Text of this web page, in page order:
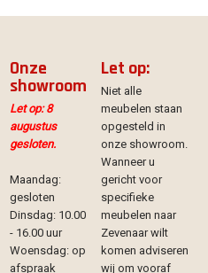
Onze
showroom
Let op: 8
augustus
gesloten.
Maandag:
gesloten
Dinsdag: 10.00
- 16.00 uur
Woensdag: op
afspraak
Let op:
Niet alle
meubelen staan
opgesteld in
onze showroom.
Wanneer u
gericht voor
specifieke
meubelen naar
Zevenaar wilt
komen adviseren
wij om vooraf